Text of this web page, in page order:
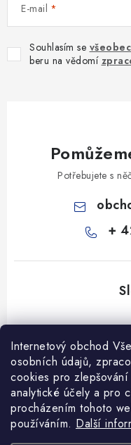
Internetový obchod
osobních údajů,
cookies pro
analytické účely a pro
procházením tohoto
používáním. Další
E-mail
Souhlasím se
beru na vědomí
Potřebujete s
+
Informace pro Vás
Ceník dopravy